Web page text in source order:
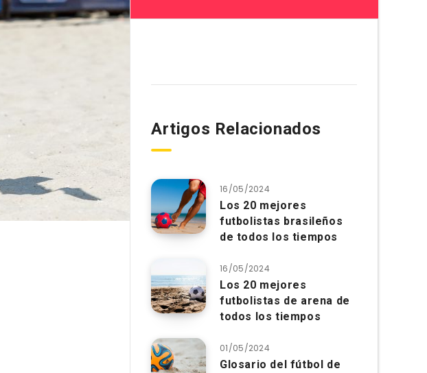
Artigos Relacionados
16/05/2024
Los 20 mejores
futbolistas brasileños
de todos los tiempos
16/05/2024
Los 20 mejores
futbolistas de arena de
todos los tiempos
01/05/2024
Glosario del fútbol de